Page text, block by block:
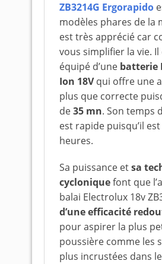
ZB3214G Ergorapido
modèles phares de la
est très apprécié car
vous simplifier la vie. Il
équipé d’une batterie
Ion 18Vqui offre une
plus que correcte
de35 mn. Son temps
est rapide puisqu’il
heures.
Sa puissance etsa
cycloniquefont que
balai Electrolux 18v
d’une efficacité
pour aspirer la plus
poussière comme les
plus incrustées dans